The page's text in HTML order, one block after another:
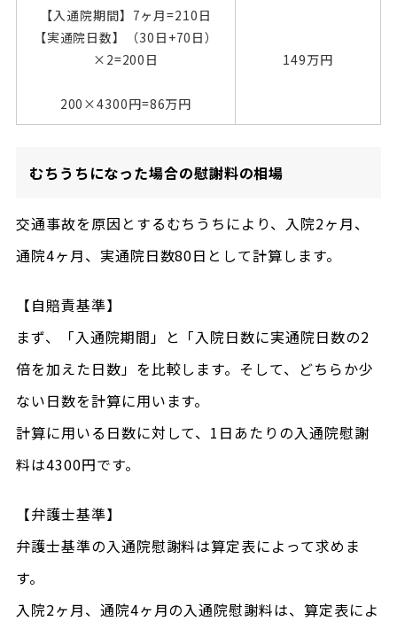
【入通院期間】7ヶ月=210日
【実通院日数】（30日+70日）
×2=200日
200×4300円=86万円
149万円
むちうちになった場合の慰謝料の相場
交通事故を原因とするむちうちにより、入院2ヶ月、
通院4ヶ月、実通院日数80日として計算します。
【自賠責基準】
まず、「入通院期間」と「入院日数に実通院日数の2
倍を加えた日数」を比較します。そして、どちらか少
ない日数を計算に用います。
計算に用いる日数に対して、1日あたりの入通院慰謝
料は4300円です。
【弁護士基準】
弁護士基準の入通院慰謝料は算定表によって求めま
す。
入院2ヶ月、通院4ヶ月の入通院慰謝料は、算定表によ